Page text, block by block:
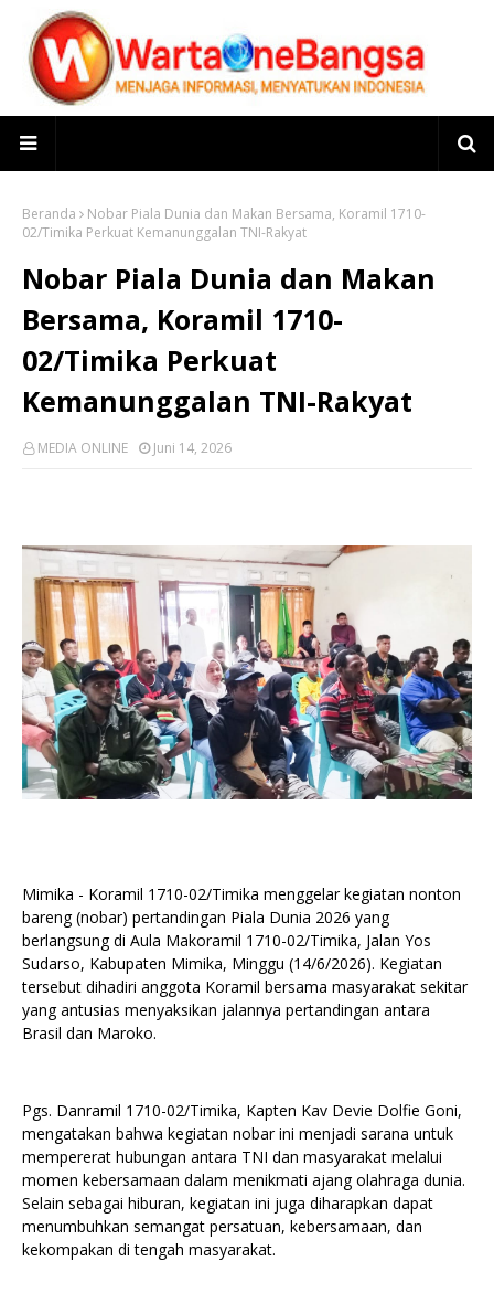
Beranda
Nobar Piala Dunia dan Makan Bersama, Koramil 1710-
02/Timika Perkuat Kemanunggalan TNI-Rakyat
Nobar Piala Dunia dan Makan
Bersama, Koramil 1710-
02/Timika Perkuat
Kemanunggalan TNI-Rakyat
MEDIA ONLINE Juni 14, 2026
Mimika - Koramil 1710-02/Timika menggelar kegiatan nonton
bareng (nobar) pertandingan Piala Dunia 2026 yang
berlangsung di Aula Makoramil 1710-02/Timika, Jalan Yos
Sudarso, Kabupaten Mimika, Minggu (14/6/2026). Kegiatan
tersebut dihadiri anggota Koramil bersama masyarakat sekitar
yang antusias menyaksikan jalannya pertandingan antara
Brasil dan Maroko.
Pgs. Danramil 1710-02/Timika, Kapten Kav Devie Dolfie Goni,
mengatakan bahwa kegiatan nobar ini menjadi sarana untuk
mempererat hubungan antara TNI dan masyarakat melalui
momen kebersamaan dalam menikmati ajang olahraga dunia.
Selain sebagai hiburan, kegiatan ini juga diharapkan dapat
menumbuhkan semangat persatuan, kebersamaan, dan
kekompakan di tengah masyarakat.